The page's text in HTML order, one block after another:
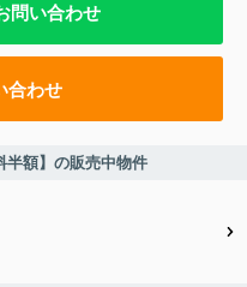
問い合わせ
合わせ
半額】の販売中物件